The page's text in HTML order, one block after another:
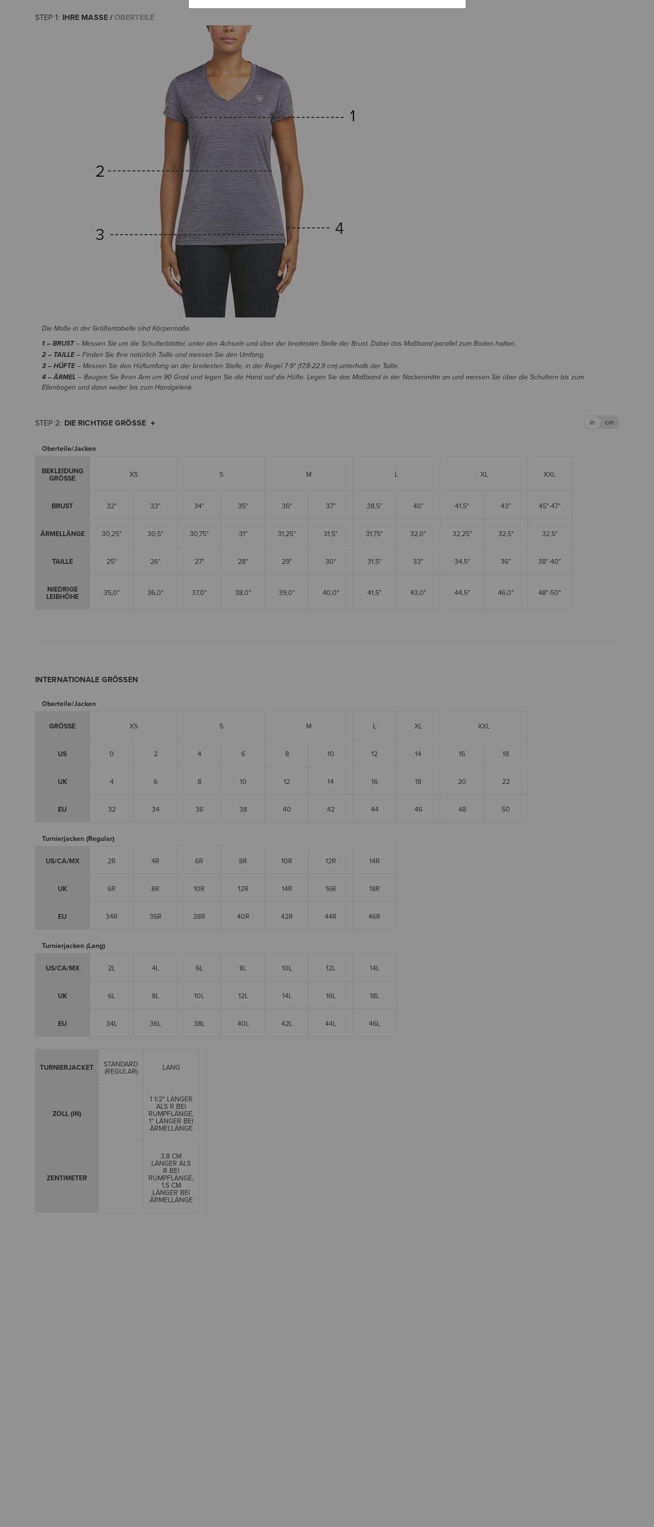
IHRE MASSE OBERTEILE
Die Maße in der Größentabelle sind Körpermaße.
1 – BRUST– Messen Sie um die Schulterblätter, unter den Achseln und über der breitesten Stelle der Brust. Dabei das Maßband parallel zum Boden halten.
2 – TAILLE– Finden Sie Ihre natürlich Taille und messen Sie den Umfang.
3 – HÜFTE– Messen Sie den Hüftumfang an der breitesten Stelle, in der Regel 7-9“ (17,8-22,9 cm) unterhalb der Taille.
4 – ÄRMEL– Beugen Sie Ihren Arm um 90 Grad und legen Sie die Hand auf die Hüfte. Legen Sie das Maßband in der Nackenmitte an und messen Sie über die Schultern bis zum
Ellenbogen und dann weiter bis zum Handgelenk.
DIE RICHTIGE GRÖSSE
Oberteile/Jacken
BEKLEIDUNG
GRÖSSE XS S M L XL XXL
BRUST 32" 33" 34" 35" 36" 37" 38,5" 40" 41,5" 43" 45"-47"
ÄRMELLÄNGE 30,25" 30,5" 30,75" 31" 31,25" 31,5" 31,75" 32,0" 32,25" 32,5" 32,5"
TAILLE 25" 26" 27" 28" 29" 30" 31,5" 33" 34,5" 36" 38"-40"
NIEDRIGE
LEIBHÖHE 35,0" 36,0" 37,0" 38,0" 39,0" 40,0" 41,5" 43,0" 44,5" 46,0" 48"-50"
INTERNATIONALE GRÖSSEN
Oberteile/Jacken
GRÖSSE XS S M L XL XXL
US 0 2 4 6 8 10 12 14 16 18
UK 4 6 8 10 12 14 16 18 20 22
EU 32 34 36 38 40 42 44 46 48 50
Turnierjacken (Regular)
US/CA/MX 2R 4R 6R 8R 10R 12R 14R
UK 6R 8R 10R 12R 14R 16R 18R
EU 34R 36R 38R 40R 42R 44R 46R
Turnierjacken (Lang)
US/CA/MX 2L 4L 6L 8L 10L 12L 14L
UK 6L 8L 10L 12L 14L 16L 18L
EU 34L 36L 38L 40L 42L 44L 46L
TURNIERJACKET STANDARD
(REGULAR) LANG
ZOLL (IN)
1 1/2" LÄNGER
ALS R BEI
RUMPFLÄNGE,
1" LÄNGER BEI
ÄRMELLÄNGE
ZENTIMETER
3,8 CM
LÄNGER ALS
R BEI
RUMPFLÄNGE,
1,5 CM
LÄNGER BEI
ÄRMELLÄNGE